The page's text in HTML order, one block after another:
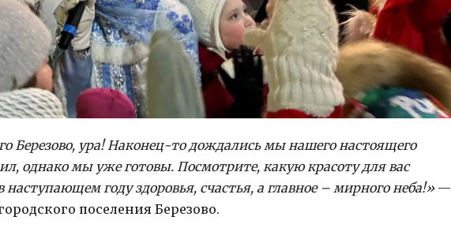
Березово, ура! Наконец-то дождались мы нашего настоящего
однако мы уже готовы. Посмотрите, какую красоту для вас
году здоровья, счастья, а главное – мирного неба!»—
поселения Березово.